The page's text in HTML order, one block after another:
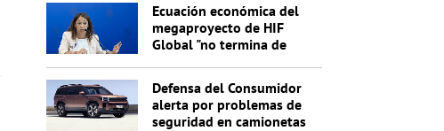
Ecuación económica del
megaproyecto de HIF
Global "no termina de
Defensa del Consumidor
alerta por problemas de
seguridad en camionetas